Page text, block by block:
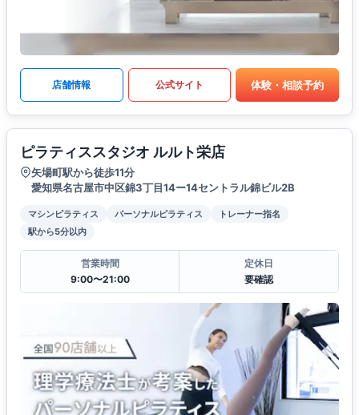
店舗情報 公式サイト 体験・相談予約
ピラティススタジオ ルルト栄店
矢場町駅から徒歩11分
愛知県名古屋市中区錦3丁目14ー14セントラル錦ビル2B
マシンピラティス パーソナルピラティス
トレーナー指名
駅から5分以内
営業時間
9:00〜21:00
定休日
要確認